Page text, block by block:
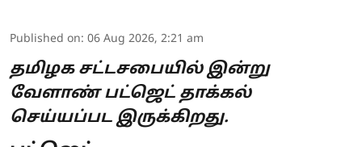
Published on: 06 Aug 2026, 2:21 am
தமிழக சட்டசபையில் இன்று
வேளாண் பட்ஜெட் தாக்கல்
செய்யப்பட இருக்கிறது.